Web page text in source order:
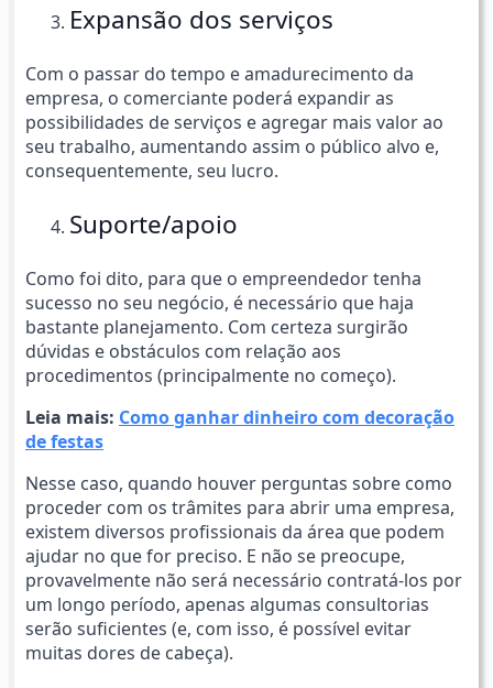
Expansão dos serviços
Com o passar do tempo e amadurecimento da
empresa, o comerciante poderá expandir as
possibilidades de serviços e agregar mais valor ao
seu trabalho, aumentando assim o público alvo e,
consequentemente, seu lucro.
Suporte/apoio
Como foi dito, para que o empreendedor tenha
sucesso no seu negócio, é necessário que haja
bastante planejamento. Com certeza surgirão
dúvidas e obstáculos com relação aos
procedimentos (principalmente no começo).
Leia mais: Como ganhar dinheiro com decoração
de festas
Nesse caso, quando houver perguntas sobre como
proceder com os trâmites para abrir uma empresa,
existem diversos profissionais da área que podem
ajudar no que for preciso. E não se preocupe,
provavelmente não será necessário contratá-los por
um longo período, apenas algumas consultorias
serão suficientes (e, com isso, é possível evitar
muitas dores de cabeça).